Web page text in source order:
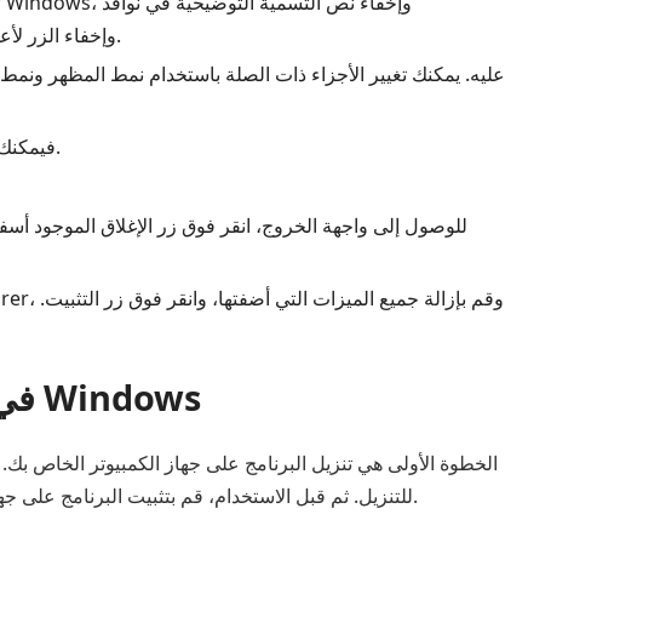
FileExplorer، وإخفاء الزر لأعلى، وتمكين الزجاج على شريط التنقل، واستخدام نمط زر التنقل البديل. ينظر في الأقسام.
إذا كنت تريد إظهار شريط الحالة في Windows 7 File Explorer، فيمكنك النقر فوق مربع الاختيار المتعلق بذلك.
للوصول إلى واجهة الخروج، انقر فوق زر الإغلاق الموجود
OldNewExplorer في نظام التشغيل Windows
للتنزيل. ثم قبل الاستخدام، قم بتثبيت البرنامج على جهاز الكمبيوتر الخاص بك. افتح الملف المضغوط الذي تم تنزيله. استخرجه كما تريد الموقع. لا تحتاج إلى التثبيت.